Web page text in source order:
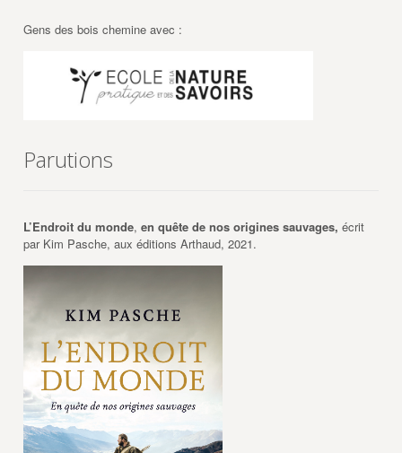
Gens des bois chemine avec :
Parutions
L’Endroit du monde, en quête de nos origines sauvages, écrit
par Kim Pasche, aux éditions Arthaud, 2021.